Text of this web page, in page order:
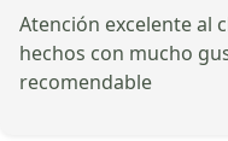
Atención excelente al
hechos con mucho
recomendable